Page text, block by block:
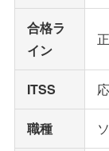
合格ラ
イン
ITSS
職種